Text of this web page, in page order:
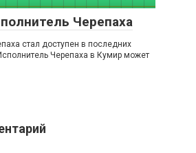
Черепаха
стал доступен в последних
Черепаха в Кумир может